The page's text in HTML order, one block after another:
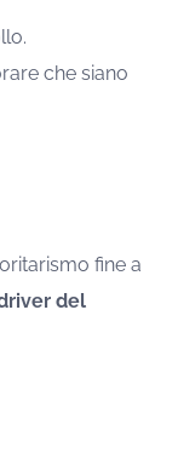
che siano
fine a
del